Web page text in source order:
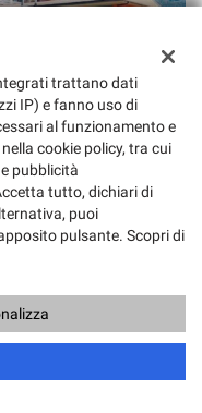
trattano dati
IP) e fanno uso di
al funzionamento e
cookie policy, tra cui
pubblicità
tutto, dichiari di
puoi
pulsante. Scopri di